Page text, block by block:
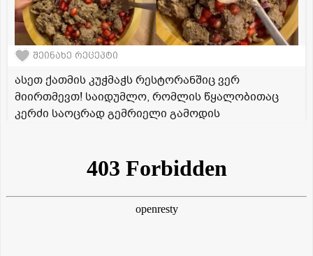
შეინახე რეცეპტი
ასეთ ქათმის კუჭმაჭს რესტორანშიც ვერ
მიირთმევთ! საიდუმლო, რომლის წყალობითაც
კერძი საოცრად გემრიელი გამოდის